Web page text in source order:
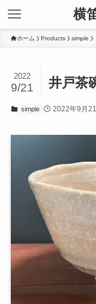
横
ホーム Products simple
井戸茶
2022
9/21
simple 2022年9月